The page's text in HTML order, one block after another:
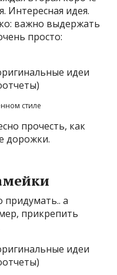
Интересная идея.
важно выдержать
просто:
стиле
прочесть, как
дорожки.
а
прикрепить